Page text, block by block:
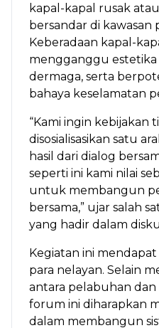
kapal-kapal rusak
bersandar di kawasan
Keberadaan kapal-
mengganggu
dermaga, serta
bahaya keselamatan
“Kami ingin kebijakan
disosialisasikan satu
hasil dari dialog
seperti ini kami nilai
untuk membangun
bersama,” ujar salah
yang hadir dalam
Kegiatan ini
para nelayan. Selain
antara pelabuhan dan
forum ini diharapkan
dalam membangun